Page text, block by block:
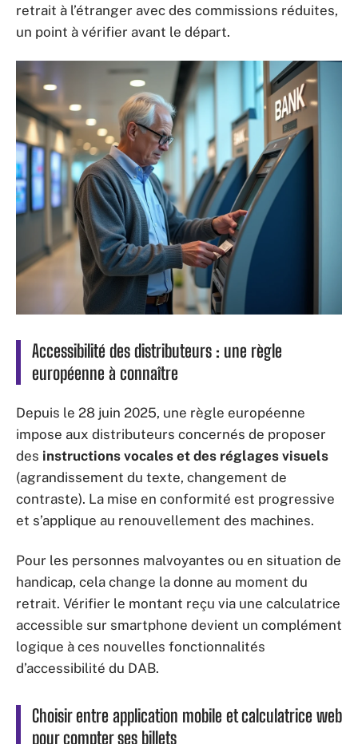
retrait à l’étranger avec des commissions réduites,
un point à vérifier avant le départ.
Accessibilité des distributeurs : une règle
européenne à connaître
Depuis le 28 juin 2025, une règle européenne
impose aux distributeurs concernés de proposer
des instructions vocales et des réglages visuels
(agrandissement du texte, changement de
contraste). La mise en conformité est progressive
et s’applique au renouvellement des machines.
Pour les personnes malvoyantes ou en situation de
handicap, cela change la donne au moment du
retrait. Vérifier le montant reçu via une calculatrice
accessible sur smartphone devient un complément
logique à ces nouvelles fonctionnalités
d’accessibilité du DAB.
Choisir entre application mobile et calculatrice web
pour compter ses billets